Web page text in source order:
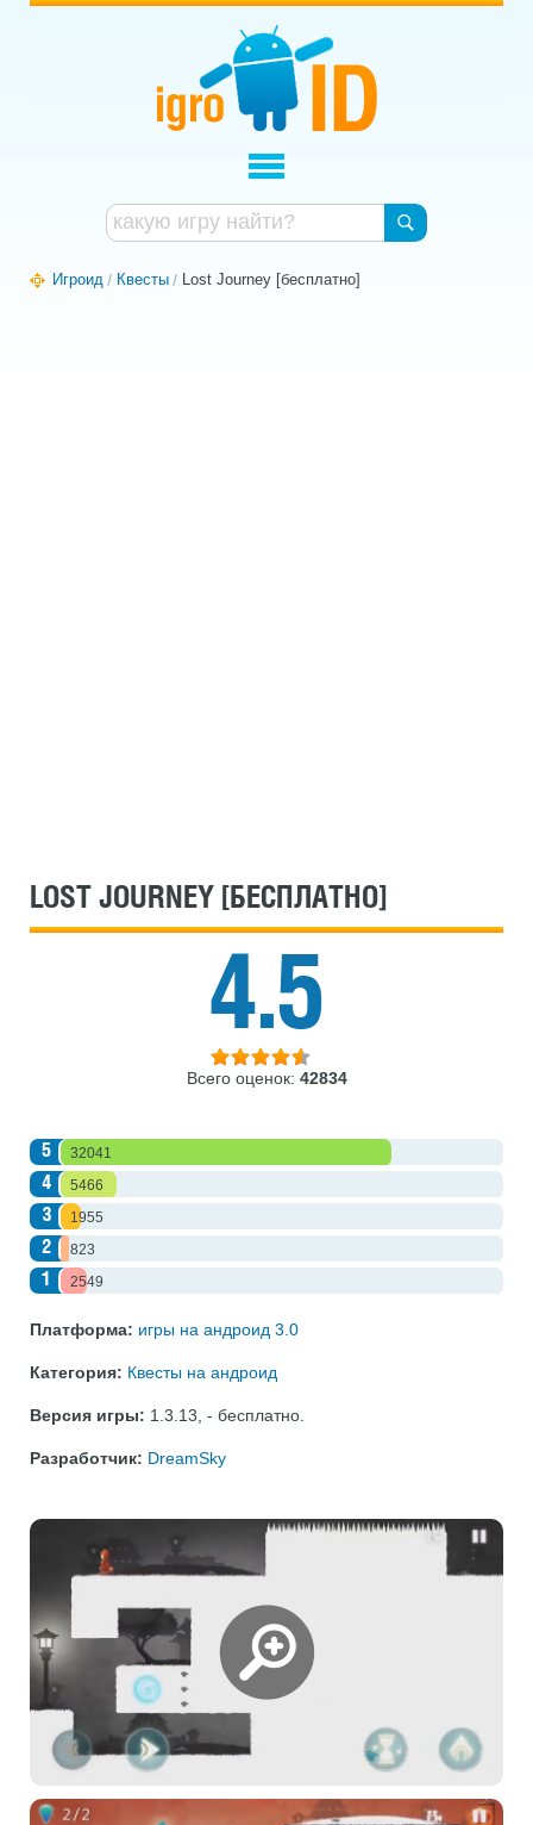
Игроид Квесты Lost Journey [бесплатно]
LOST JOURNEY [БЕСПЛАТНО]
4.5
Всего оценок: 42834
5 32041
4 5466
3 1955
2 823
1 2549
Платформа: игры на андроид 3.0
Категория: Квесты на андроид
Версия игры: 1.3.13 - бесплатно
Разработчик: DreamSky